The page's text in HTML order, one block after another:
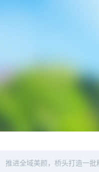
推进全域美颜，桥头打造一